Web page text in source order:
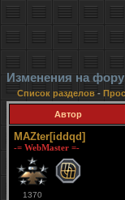
Изменения на
Список разделов-
Автор
MAZter[iddqd]
-= WebMaster =-
1370